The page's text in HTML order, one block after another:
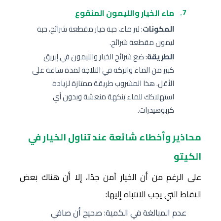
ماء الخيار والليمون المنقوع
المكونات: لتر ماء، حبة خيار مقطعة شرائح، حبة
ليمون مقطعة شرائح.
الطريقة: ضع شرائح الخيار والليمون في إبريق
كبير من الماء واتركه في الثلاجة لمدة ساعة على
الأقل. هذا المشروب طريقة ممتازة لزيادة
استهلاكك للماء بنكهة منعشة وبدون أي
كربوهيدرات.
محاذير وأخطاء شائعة عند تناول الخيار في
الكيتو
على الرغم من أن الخيار آمن جدًا، إلا أن هناك بعض
النقاط التي يجب الانتباه إليها:
عدم المبالغة في الكمية: صحيح أن صافي